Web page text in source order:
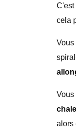
cela
Vous
alors